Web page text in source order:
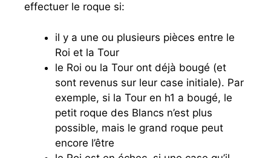
effectuer le roque si:
il y a une ou plusieurs pièces entre le
Roi et la Tour
le Roi ou la Tour ont déjà bougé (et
sont revenus sur leur case initiale). Par
exemple, si la Tour en h1 a bougé, le
petit roque des Blancs n’est plus
possible, mais le grand roque peut
encore l’être